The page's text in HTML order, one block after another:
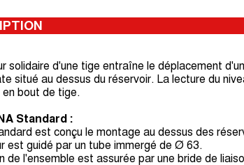
solidaire d'une tige entraîne le déplacement
situé au dessus du réservoir. La lecture du
en bout de tige.
Standard :
est conçu le montage au dessus des
est guidé par un tube immergé de Ø 63.
de l'ensemble est assurée par une bride de